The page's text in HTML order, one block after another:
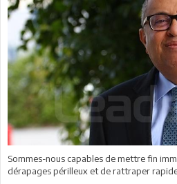
Sommes-nous capables de mettre fin
dérapages périlleux et de rattraper